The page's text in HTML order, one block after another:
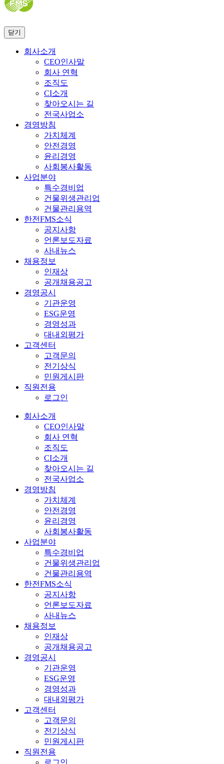
닫기
회사소개
CEO인사말
회사 연혁
조직도
CI소개
찾아오시는 길
전국사업소
경영방침
가치체계
안전경영
윤리경영
사회봉사활동
사업분야
특수경비업
건물위생관리업
건물관리용역
한전FMS소식
공지사항
언론보도자료
사내뉴스
채용정보
인재상
공개채용공고
경영공시
기관운영
ESG운영
경영성과
대내외평가
고객센터
고객문의
전기상식
민원게시판
직원전용
로그인
회사소개
CEO인사말
회사 연혁
조직도
CI소개
찾아오시는 길
전국사업소
경영방침
가치체계
안전경영
윤리경영
사회봉사활동
사업분야
특수경비업
건물위생관리업
건물관리용역
한전FMS소식
공지사항
언론보도자료
사내뉴스
채용정보
인재상
공개채용공고
경영공시
기관운영
ESG운영
경영성과
대내외평가
고객센터
고객문의
전기상식
민원게시판
직원전용